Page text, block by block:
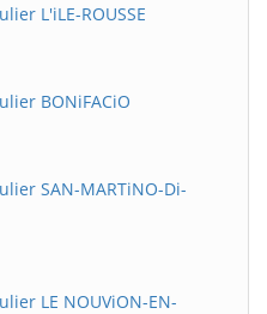
L'iLE-ROUSSE
BONiFACiO
SAN-MARTiNO-Di-
LE NOUViON-EN-